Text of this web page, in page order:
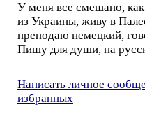
У меня все смешано,
из Украины, живу в
преподаю немецкий,
Пишу для души, на
Написать личное
избранных